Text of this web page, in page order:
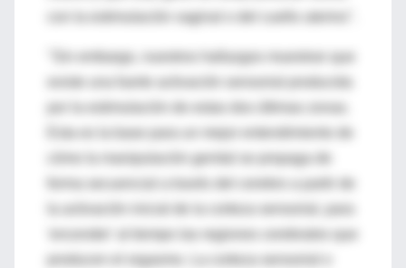
con la estimulación vaginal o del cuello uterino".
"Sin embargo, nuestros hallazgos muestran que
cómo la manipulación genital se propaga de
'encender' al tiempo las regiones cerebrales que
producen el orgasmo. La corteza sensorial o